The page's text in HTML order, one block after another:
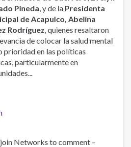
Pineda , y de la Presidenta
de Acapulco, Abelina
Rodríguez , quienes resaltaron
de colocar la salud mental
prioridad en las políticas
particularmente en
Networks to comment –